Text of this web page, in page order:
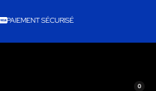
PAIEMENT SÉCURISÉ
0